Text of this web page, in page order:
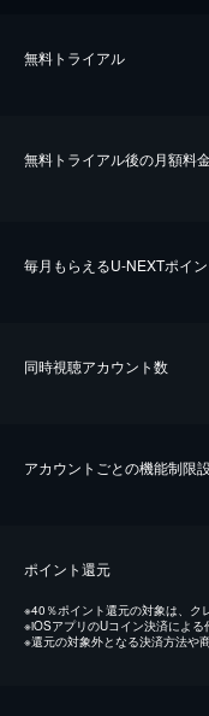
無料トライアル
無料トライアル後の⽉額料
毎⽉もらえるU-NEXTポイン
同時視聴アカウント数
アカウントごとの機能制限
ポイント還元
※40％ポイント還元の対象は、ク
※iOSアプリのUコイン決済による
※還元の対象外となる決済方法や